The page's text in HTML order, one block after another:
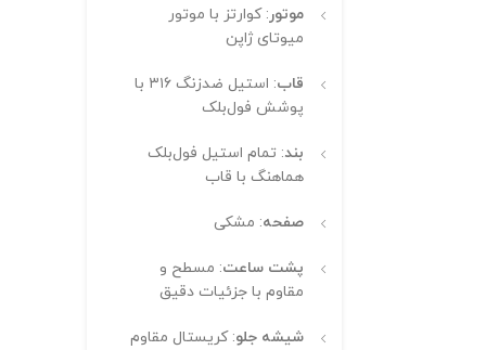
موتور: کوارتز با موتور
میوتای ژاپن
قاب
: استیل ضدزنگ ۳۱۶ با
پوشش فول‌بلک
بند: تمام استیل فول‌بلک
هماهنگ با قاب
صفحه: مشکی
پشت ساعت: مسطح و
مقاوم با جزئیات دقیق
شیشه جلو: کریستال مقاوم